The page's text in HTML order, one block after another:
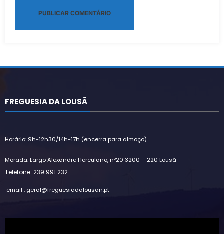
FREGUESIA DA LOUSÃ
Horário: 9h-12h30/14h-17h (encerra para almoço)
Morada: Largo Alexandre Herculano, nº20 3200 – 220 Lousã
Telefone: 239 991 232
email : geral@freguesiadalousan.pt